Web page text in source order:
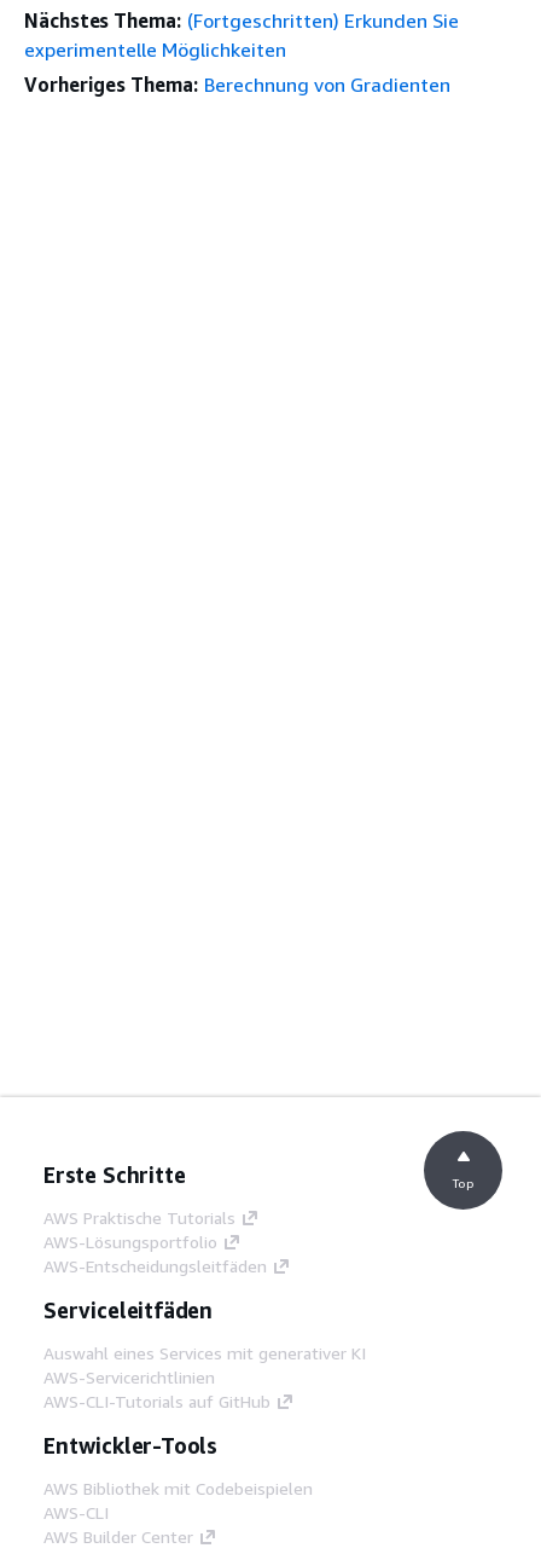
Nächstes Thema: (Fortgeschritten) Erkunden Sie
experimentelle Möglichkeiten
Vorheriges Thema: Berechnung von Gradienten
Erste Schritte
AWS Praktische Tutorials
AWS-Lösungsportfolio
AWS-Entscheidungsleitfäden
Serviceleitfäden
Auswahl eines Services mit generativer KI
AWS-Servicerichtlinien
AWS-CLI-Tutorials auf GitHub
Entwickler-Tools
AWS Bibliothek mit Codebeispielen
AWS-CLI
AWS Builder Center
Top